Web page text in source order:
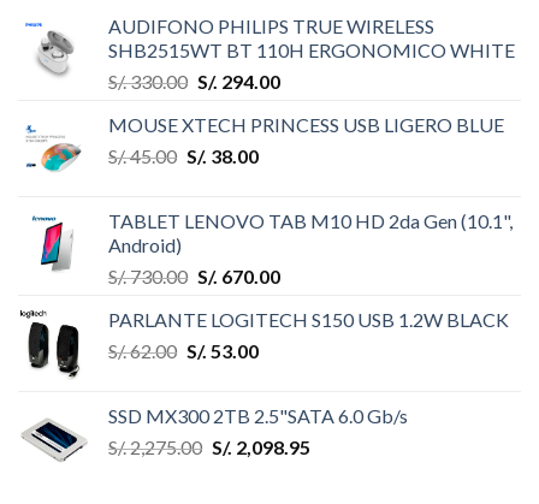
AUDIFONO PHILIPS TRUE WIRELESS
SHB2515WT BT 110H ERGONOMICO WHITE
S/.330.00 S/. 294.00
MOUSE XTECH PRINCESS USB LIGERO BLUE
S/.45.00 S/. 38.00
TABLET LENOVO TAB M10 HD 2da Gen (10.1",
Android)
S/.730.00 S/. 670.00
PARLANTE LOGITECH S150 USB 1.2W BLACK
S/.62.00 S/. 53.00
SSD MX300 2TB 2.5"SATA 6.0 Gb/s
S/.2,275.00 S/. 2,098.95